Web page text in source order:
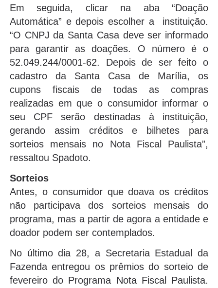
Em seguida, clicar na aba “Doação
Automática” e depois escolher a instituição.
“O CNPJ da Santa Casa deve ser informado
para garantir as doações. O número é o
52.049.244/0001-62. Depois de ser feito o
cadastro da Santa Casa de Marília, os
cupons fiscais de todas as compras
realizadas em que o consumidor informar o
seu CPF serão destinadas à instituição,
gerando assim créditos e bilhetes para
sorteios mensais no Nota Fiscal Paulista”,
ressaltou Spadoto.
Sorteios
Antes, o consumidor que doava os créditos
não participava dos sorteios mensais do
programa, mas a partir de agora a entidade e
doador podem ser contemplados.
No último dia 28, a Secretaria Estadual da
Fazenda entregou os prêmios do sorteio de
fevereiro do Programa Nota Fiscal Paulista.